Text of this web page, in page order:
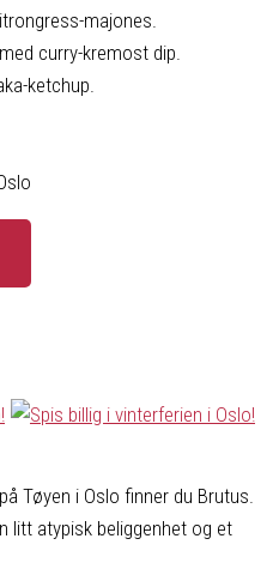
majones.
curry-kremost dip.
ketchup.
Tøyen i Oslo finner du Brutus.
litt atypisk beliggenhet og et